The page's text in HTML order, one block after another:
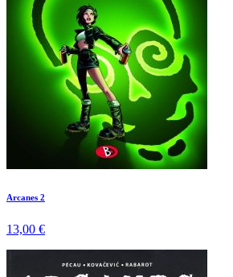
Arcanes 2
13,00 €